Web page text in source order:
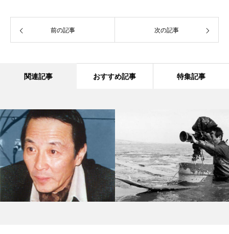
前の記事 次の記事
関連記事 おすすめ記事 特集記事